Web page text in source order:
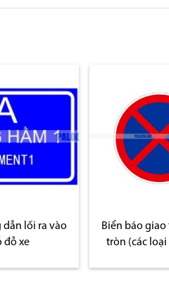
thông hình
biển cấm)
Biển báo
tam